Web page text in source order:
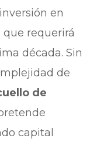
en
requerirá
década. Sin
de
de
capital